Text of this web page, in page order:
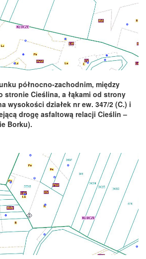
północno-zachodnim, między
stronie Cieślina, a łąkami od strony
wysokości działek nr ew. 347/2 (C.) i
drogę asfaltową relacji Cieślin –
Borku).